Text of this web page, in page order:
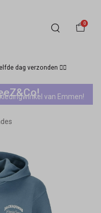
0
dag verzonden 🏃‍♀️
van Emmen!